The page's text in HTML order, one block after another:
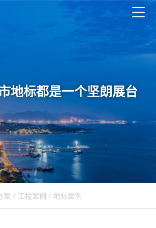
地标都是一个坚朗展台
案 / 工程案例 / 地标案例